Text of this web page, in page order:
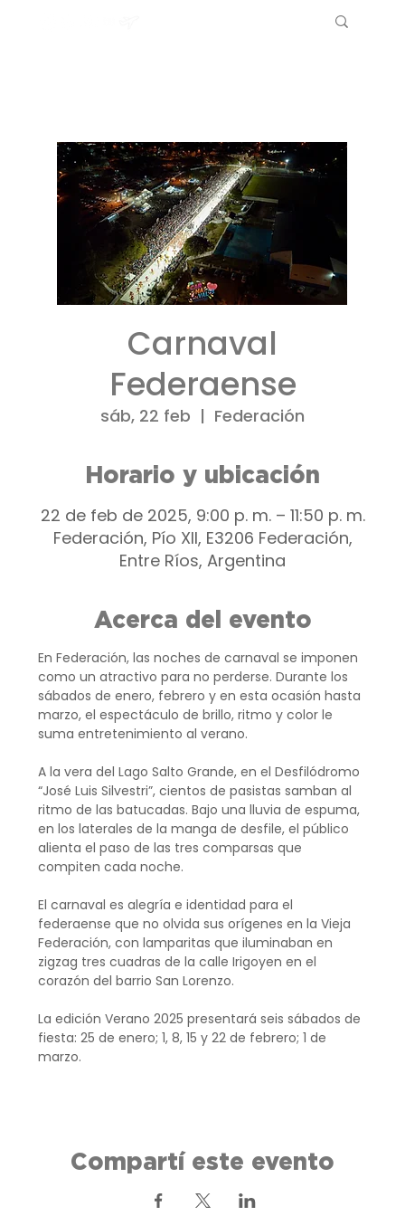
Carnaval
Federaense
sáb, 22 feb
  |
Federación
Horario y ubicación
22 de feb de 2025, 9:00 p. m. – 11:50 p. m.
Federación, Pío XII, E3206 Federación,
Entre Ríos, Argentina
Acerca del evento
En Federación, las noches de carnaval se imponen
como un atractivo para no perderse. Durante los
sábados de enero, febrero y en esta ocasión hasta
marzo, el espectáculo de brillo, ritmo y color le
suma entretenimiento al verano.
A la vera del Lago Salto Grande, en el Desfilódromo
“José Luis Silvestri”, cientos de pasistas samban al
ritmo de las batucadas. Bajo una lluvia de espuma,
en los laterales de la manga de desfile, el público
alienta el paso de las tres comparsas que
compiten cada noche.
El carnaval es alegría e identidad para el
federaense que no olvida sus orígenes en la Vieja
Federación, con lamparitas que iluminaban en
zigzag tres cuadras de la calle Irigoyen en el
corazón del barrio San Lorenzo.
La edición Verano 2025 presentará seis sábados de
fiesta: 25 de enero; 1, 8, 15 y 22 de febrero; 1 de
marzo.
Compartí este evento